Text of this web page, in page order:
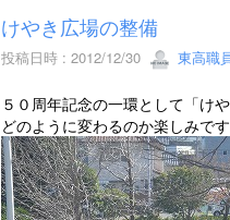
けやき広場の整備
投稿日時 : 2012/12/30 東高職
５０周年記念の一環として「け
どのように変わるのか楽しみです